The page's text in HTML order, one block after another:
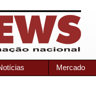
Mercado